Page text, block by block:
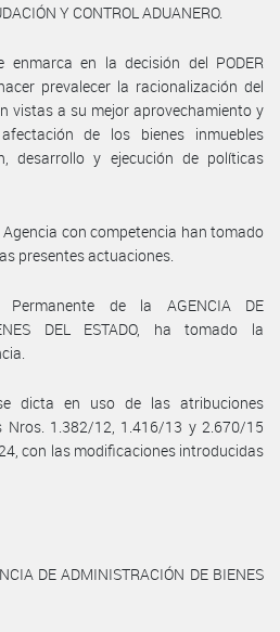
Y CONTROL ADUANERO.
enmarca en la decisión del PODER
prevalecer la racionalización del
vistas a su mejor aprovechamiento y
de los bienes inmuebles
desarrollo y ejecución de políticas
con competencia han tomado
presentes actuaciones.
de la AGENCIA DE
DEL ESTADO, ha tomado la
dicta en uso de las atribuciones
Nros. 1.382/12, 1.416/13 y 2.670/15
con las modificaciones introducidas
DE ADMINISTRACIÓN DE BIENES